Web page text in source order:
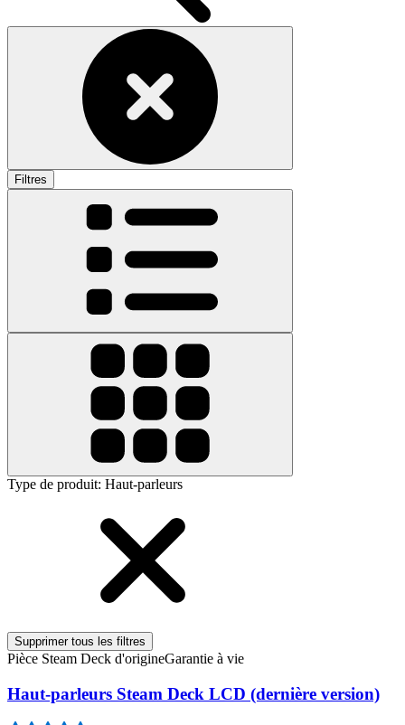
Filtres
Type de produit: Haut-parleurs
Supprimer tous les filtres
Pièce Steam Deck d'origineGarantie à vie
Haut-parleurs Steam Deck LCD (dernière version)